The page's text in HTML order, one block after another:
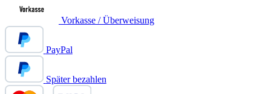
Vorkasse / Überweisung
PayPal
Später bezahlen